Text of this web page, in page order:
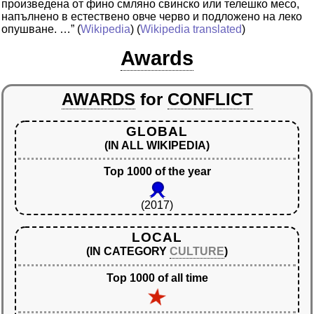
произведена от фино смляно свинско или телешко месо,
напълнено в естествено овче черво и подложено на леко
опушване. …” (Wikipedia) (Wikipedia translated)
Awards
AWARDS for CONFLICT
GLOBAL
(IN ALL WIKIPEDIA)
Top 1000 of the year
(2017)
LOCAL
(IN CATEGORY CULTURE)
Top 1000 of all time